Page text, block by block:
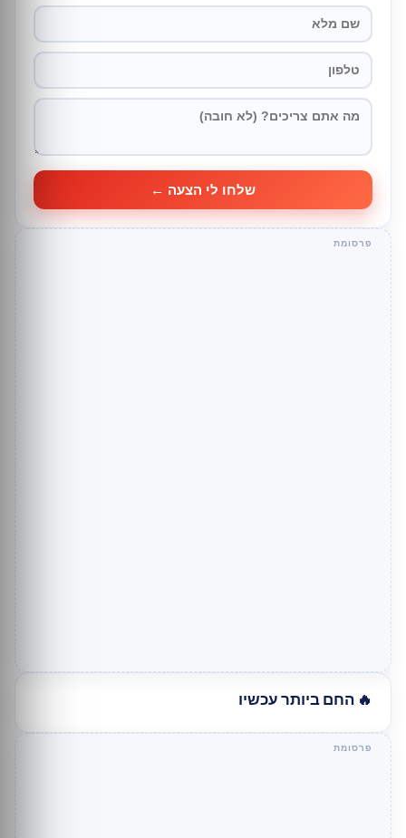
שלחו לי הצעה ←
🔥 החם ביותר עכשיו